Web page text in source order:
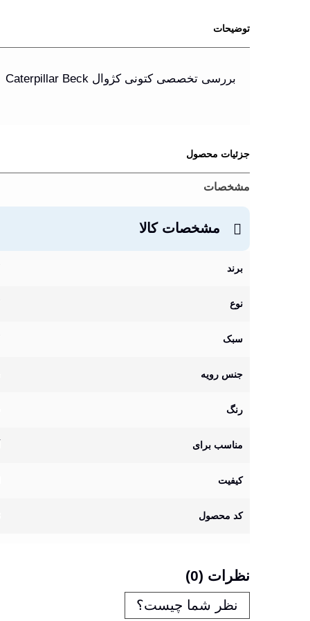
توضیحات
بررسی تخصصی کتونی کژوال Caterpillar Beck
جزئیات محصول
مشخصات
مشخصات کالا
برند
نوع
سبک
جنس رویه
رنگ
مناسب برای
کیفیت
کد محصول
نظرات (0)
نظر شما چیست؟